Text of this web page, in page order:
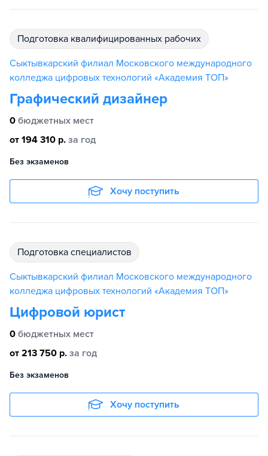
подготовка квалифицированных рабочих
Сыктывкарский филиал Московского международного
колледжа цифровых технологий «Академия TOП»
Графический дизайнер
0 бюджетных мест
от 194 310 р. за год
Без экзаменов
Хочу поступить
подготовка специалистов
Сыктывкарский филиал Московского международного
колледжа цифровых технологий «Академия TOП»
Цифровой юрист
0 бюджетных мест
от 213 750 р. за год
Без экзаменов
Хочу поступить